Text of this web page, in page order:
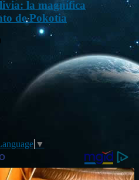
la magnífica
de Pokotia
▼